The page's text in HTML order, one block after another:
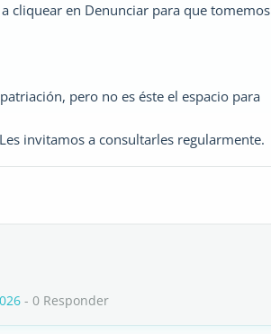
en Denunciar para que tomemos
pero no es éste el espacio para
invitamos a consultarles regularmente.
- 0 Responder